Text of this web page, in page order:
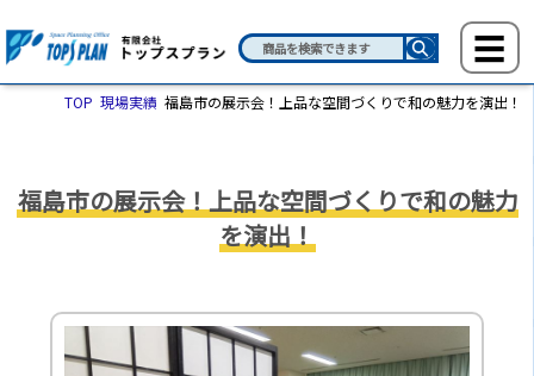
TOP 現場実績 福島市の展示会！上品な空間づくりで和の魅力を演出！
福島市の展示会！上品な空間づくりで和の魅力
を演出！